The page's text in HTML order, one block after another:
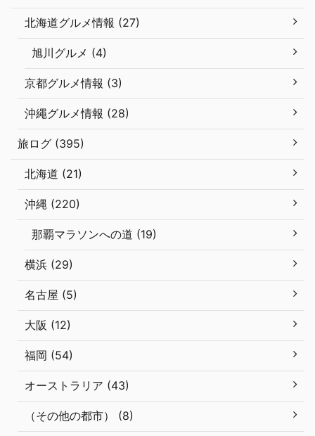
北海道グルメ情報 (27)
旭川グルメ (4)
京都グルメ情報 (3)
沖繩グルメ情報 (28)
旅ログ (395)
北海道 (21)
沖縄 (220)
那覇マラソンへの道 (19)
横浜 (29)
名古屋 (5)
大阪 (12)
福岡 (54)
オーストラリア (43)
（その他の都市） (8)